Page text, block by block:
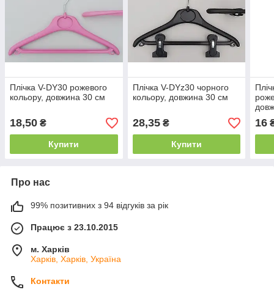
Плічка V-DY30 рожевого
кольору, довжина 30 см
18,50 ₴
Купити
Плічка V-DYz30 чорного
кольору, довжина 30 см
28,35₴
Купити
16
Про нас
99% позитивних з 94 відгуків за рік
Працює з 23.10.2015
м. Харків
Харків, Харків, Україна
Контакти